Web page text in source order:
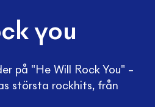
you
på "He Will Rock You" –
största rockhits, från